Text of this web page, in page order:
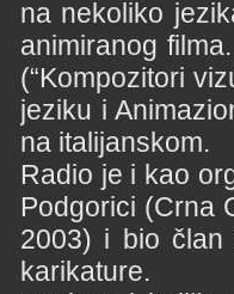
na nekoliko
animiranog
(“Kompozitori
jeziku i
na italijanskom.
Radio je i kao
Podgorici (Crna
2003) i bio član
karikature.